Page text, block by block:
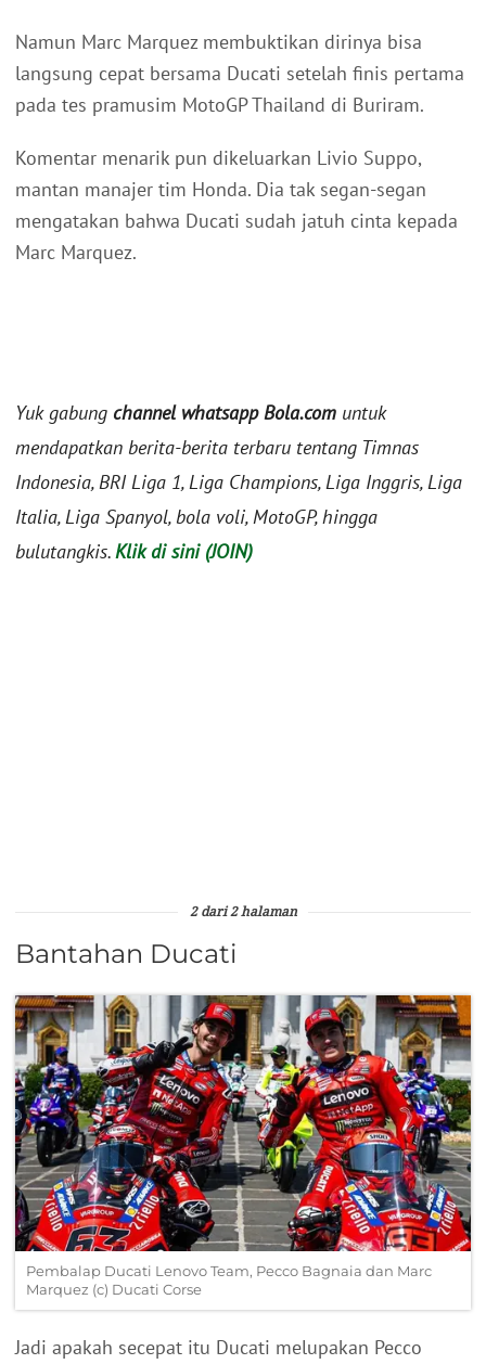
Namun Marc Marquez membuktikan dirinya bisa
langsung cepat bersama Ducati setelah finis pertama
pada tes pramusim MotoGP Thailand di Buriram.
Komentar menarik pun dikeluarkan Livio Suppo,
mantan manajer tim Honda. Dia tak segan-segan
mengatakan bahwa Ducati sudah jatuh cinta kepada
Marc Marquez.
Yuk gabung channel whatsapp Bola.com untuk
mendapatkan berita-berita terbaru tentang Timnas
Indonesia, BRI Liga 1, Liga Champions, Liga Inggris, Liga
Italia, Liga Spanyol, bola voli, MotoGP, hingga
bulutangkis.Klik di sini (JOIN)
2 dari 2 halaman
Bantahan Ducati
Pembalap Ducati Lenovo Team, Pecco Bagnaia dan Marc
Marquez (c) Ducati Corse
Jadi apakah secepat itu Ducati melupakan Pecco